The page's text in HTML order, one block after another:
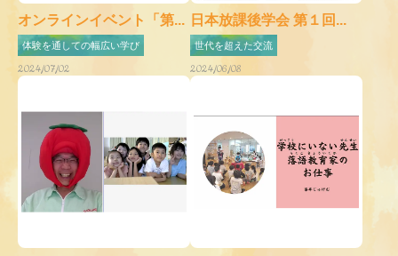
オンラインイベント「第...
体験を通しての幅広い学び
2024/07/02
日本放課後学会 第１回...
世代を超えた交流
2024/06/08